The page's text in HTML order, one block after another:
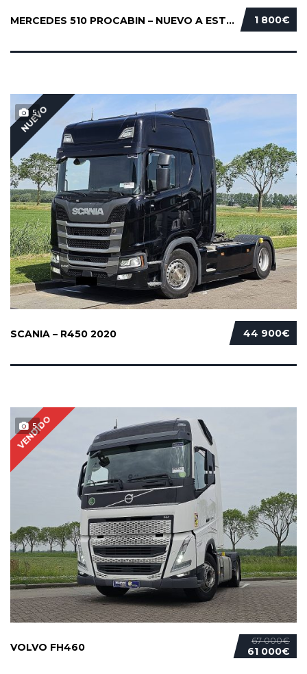
1 800€
MERCEDES 510 PROCABIN – NUEVO A ESTRENAR
NUEVO
5
44 900€
SCANIA – R450 2020
VENDIDO
5
67 000€
61 000€
VOLVO FH460